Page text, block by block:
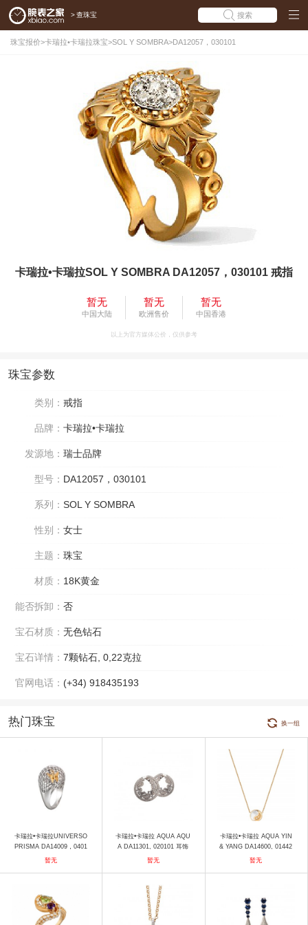
> 查珠宝 搜索
珠宝报价>卡瑞拉•卡瑞拉珠宝>SOL Y SOMBRA>DA12057，030101
卡瑞拉•卡瑞拉SOL Y SOMBRA DA12057，030101 戒指
暂无
中国大陆
暂无
欧洲售价
暂无
中国香港
以上为官方媒体公价，仅供参考
珠宝参数
类别： 戒指
品牌： 卡瑞拉•卡瑞拉
发源地： 瑞士品牌
型号： DA12057，030101
系列： SOL Y SOMBRA
性别： 女士
主题： 珠宝
材质： 18K黄金
能否拆卸： 否
宝石材质： 无色钻石
宝石详情： 7颗钻石, 0,22克拉
官网电话： (+34) 918435193
热门珠宝 换一组
卡瑞拉•卡瑞拉UNIVERSO
PRISMA DA14009，0401
01 戒指
暂无
卡瑞拉•卡瑞拉 AQUA AQU
A DA11301, 020101 耳饰
暂无
卡瑞拉•卡瑞拉 AQUA YIN
& YANG DA14600, 01442
7 项链
暂无